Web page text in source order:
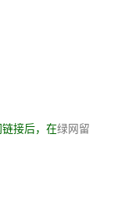
接后，在绿网留